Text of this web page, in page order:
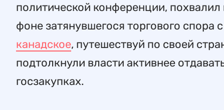
политической конференции,
фоне затянувшегося торгового
канадское, путешествуй по своей
подтолкнули власти активнее
госзакупках.